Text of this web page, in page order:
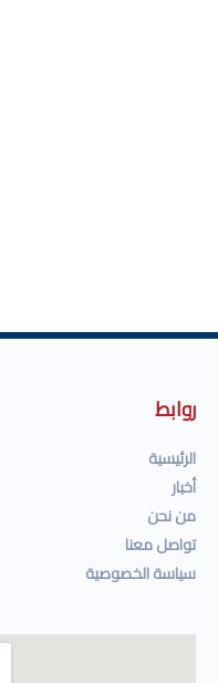
روابط
الرئيسية
أخبار
من نحن
تواصل معنا
سياسة الخصوصية